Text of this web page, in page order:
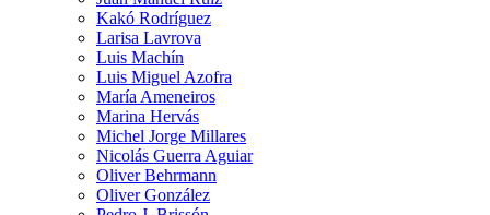
Kakó Rodríguez
Larisa Lavrova
Luis Machín
Luis Miguel Azofra
María Ameneiros
Marina Hervás
Michel Jorge Millares
Nicolás Guerra Aguiar
Oliver Behrmann
Oliver González